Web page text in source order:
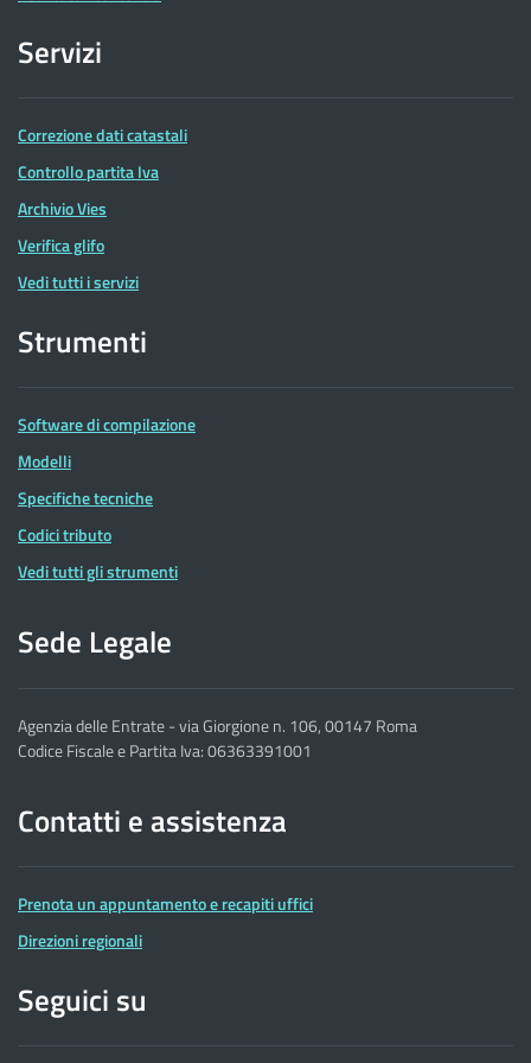
Servizi
Correzione dati catastali
Controllo partita Iva
Archivio Vies
Verifica glifo
Vedi tutti i servizi
Strumenti
Software di compilazione
Modelli
Specifiche tecniche
Codici tributo
Vedi tutti gli strumenti
Sede Legale
Agenzia delle Entrate - via Giorgione n. 106, 00147 Roma
Codice Fiscale e Partita Iva: 06363391001
Contatti e assistenza
Prenota un appuntamento e recapiti uffici
Direzioni regionali
Seguici su